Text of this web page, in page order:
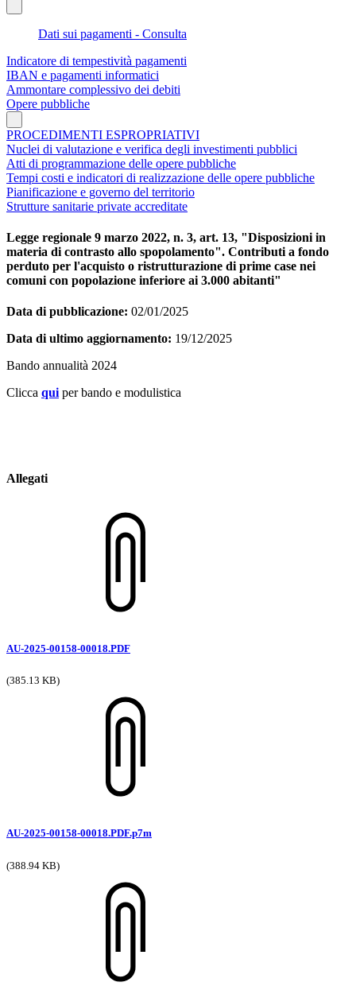
Dati sui pagamenti - Consulta
Indicatore di tempestività pagamenti
IBAN e pagamenti informatici
Ammontare complessivo dei debiti
Opere pubbliche
PROCEDIMENTI ESPROPRIATIVI
Nuclei di valutazione e verifica degli investimenti pubblici
Atti di programmazione delle opere pubbliche
Tempi costi e indicatori di realizzazione delle opere pubbliche
Pianificazione e governo del territorio
Strutture sanitarie private accreditate
Legge regionale 9 marzo 2022, n. 3, art. 13, "Disposizioni in
materia di contrasto allo spopolamento". Contributi a fondo
perduto per l'acquisto o ristrutturazione di prime case nei
comuni con popolazione inferiore ai 3.000 abitanti"
Data di pubblicazione: 02/01/2025
Data di ultimo aggiornamento: 19/12/2025
Bando annualità 2024
Clicca qui per bando e modulistica
Allegati
AU-2025-00158-00018.PDF
(385.13 KB)
AU-2025-00158-00018.PDF.p7m
(388.94 KB)